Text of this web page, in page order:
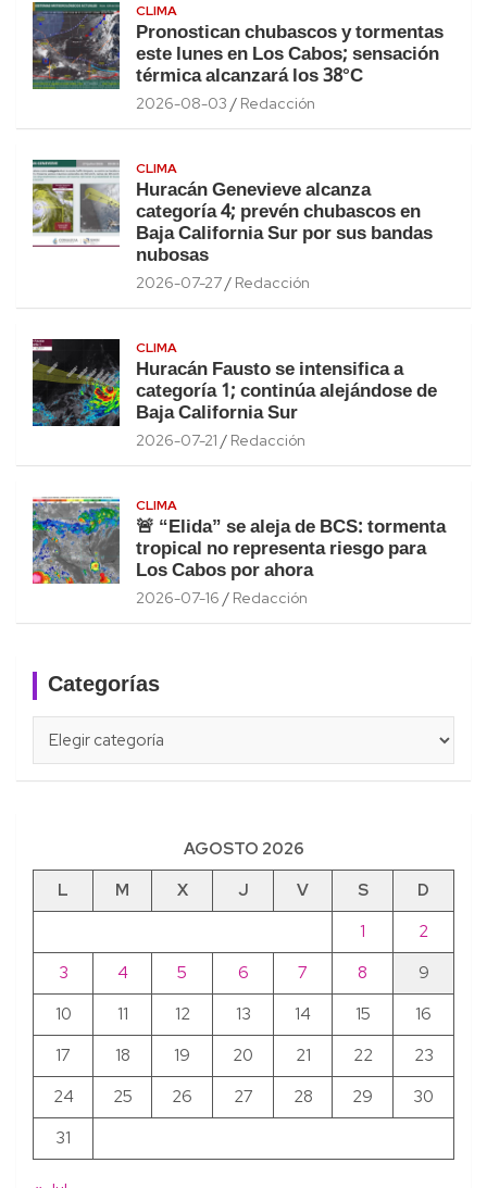
CLIMA
Pronostican chubascos y tormentas
este lunes en Los Cabos; sensación
térmica alcanzará los 38°C
2026-08-03 Redacción
CLIMA
Huracán Genevieve alcanza
categoría 4; prevén chubascos en
Baja California Sur por sus bandas
nubosas
2026-07-27 Redacción
CLIMA
Huracán Fausto se intensifica a
categoría 1; continúa alejándose de
Baja California Sur
2026-07-21 Redacción
CLIMA
🚨 “Elida” se aleja de BCS: tormenta
tropical no representa riesgo para
Los Cabos por ahora
2026-07-16 Redacción
Categorías
AGOSTO 2026
L
M X J V S
D
1
2
3
4 5 6 7 8
9
10
11 12 13 14 15
16
17
18 19 20 21 22
23
24
25 26 27 28 29
30
31